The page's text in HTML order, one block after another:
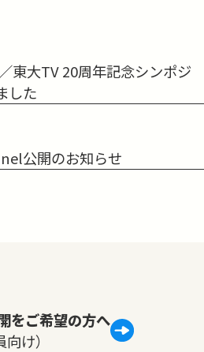
東大TV 20周年記念シンポジ
した
公開のお知らせ
をご希望の方へ
け）